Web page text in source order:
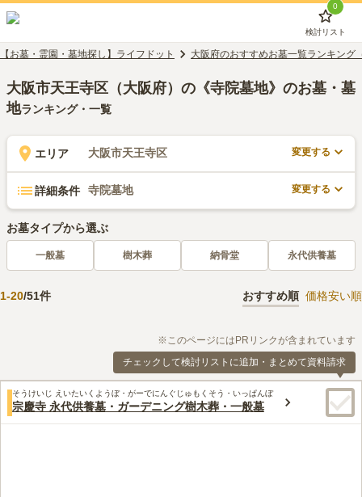
0
検討リスト
【お墓・霊園・墓地探し】ライフドット 大阪府のおすすめお墓一覧ランキング
大阪市天王寺区（大阪府）の《寺院墓地》のお墓・墓
地ランキング・一覧
エリア 大阪市天王寺区 変更する
詳細条件 寺院墓地 変更する
お墓タイプから選ぶ
一般墓 樹木葬 納骨堂 永代供養墓
1-20/51件 おすすめ順 価格安い順
※このページにはPRリンクが含まれています
チェックして検討リストに追加・まとめて資料請求
そうけいじ えいたいくようぼ・がーでにんぐじゅもくそう・いっぱんぼ
宗慶寺 永代供養墓・ガーデニング樹木葬・一般墓